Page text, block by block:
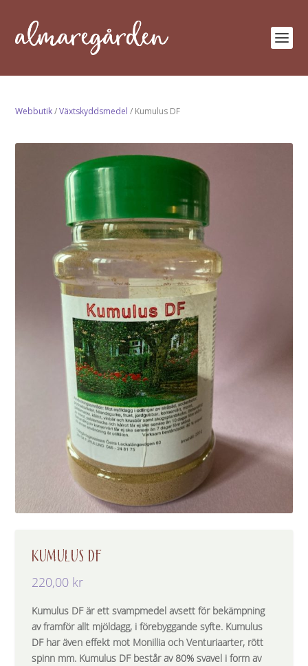
Webbutik/Växtskyddsmedel / Kumulus DF
KUMULUS DF
220,00 kr
Kumulus DF är ett svampmedel avsett för bekämpning
av framför allt mjöldagg, i förebyggande syfte. Kumulus
DF har även effekt mot Monillia och Venturiaarter, rött
spinn mm. Kumulus DF består av 80% svavel i form av